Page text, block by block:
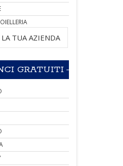
LA TUA AZIENDA
GRATUITI